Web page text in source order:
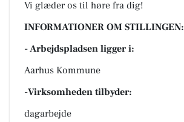
Vi glæder os til høre fra dig!
INFORMATIONER OM STILLINGEN:
- Arbejdspladsen ligger i:
Aarhus Kommune
-Virksomheden tilbyder:
dagarbejde